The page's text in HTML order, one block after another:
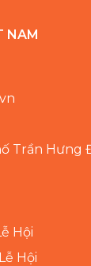
NAM
Trần Hưng
Hội
Hội